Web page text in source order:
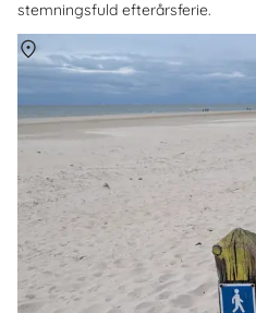
stemningsfuld efterårsferie.